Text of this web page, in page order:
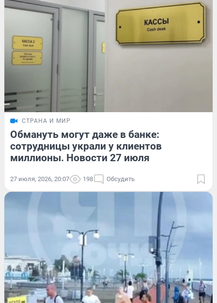
СТРАНА И МИР
Обмануть могут даже в банке:
сотрудницы украли у клиентов
миллионы. Новости 27 июля
27 июля, 2026, 20:07 198 Обсудить